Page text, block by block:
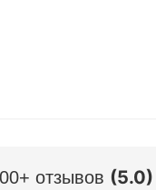
отзывов (5.0)